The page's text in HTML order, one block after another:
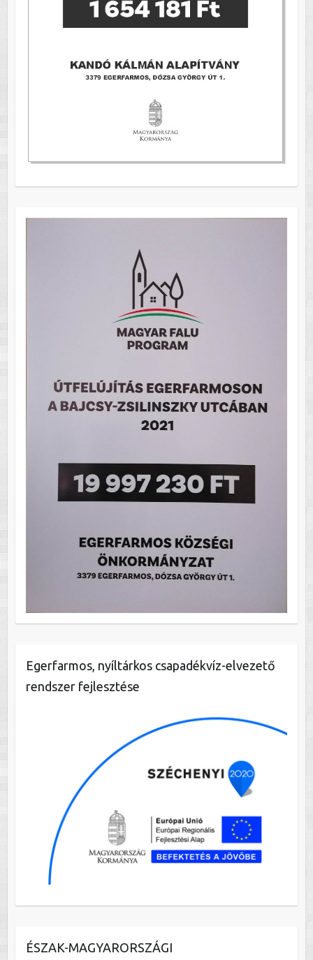
Egerfarmos, nyíltárkos csapadékvíz-elvezető
rendszer fejlesztése
ÉSZAK-MAGYARORSZÁGI